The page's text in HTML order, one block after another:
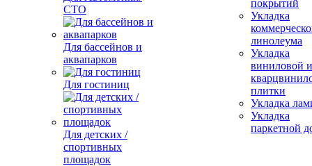
СТО
Для бассейнов и
аквапарков
Для гостиниц
Для детских /
спортивных
площадок
покрытий
Укладка
линолеума
Укладка
виниловой и
плитки
Укладка
Укладка
паркетной